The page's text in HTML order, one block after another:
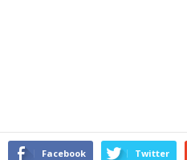
Facebook Twitter